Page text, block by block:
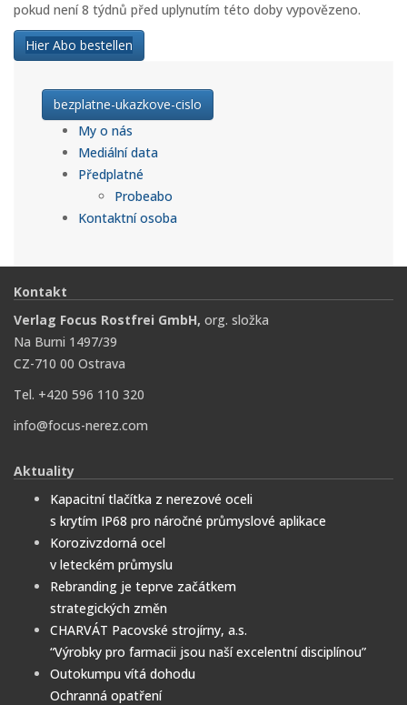
pokud není 8 týdnů před uplynutím této doby vypovězeno.
Hier Abo bestellen
bezplatne-ukazkove-cislo
My o nás
Mediální data
Předplatné
Probeabo
Kontaktní osoba
Kontakt
Verlag Focus Rostfrei GmbH, org. složka
Na Burni 1497/39
CZ-710 00 Ostrava
Tel. +420 596 110 320
info@focus-nerez.com
Aktuality
Kapacitní tlačítka z nerezové oceli
s krytím IP68 pro náročné průmyslové aplikace
Korozivzdorná ocel
v leteckém průmyslu
Rebranding je teprve začátkem
strategických změn
CHARVÁT Pacovské strojírny, a.s.
“Výrobky pro farmacii jsou naší excelentní disciplínou”
Outokumpu vítá dohodu
Ochranná opatření